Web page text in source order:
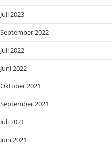
Juli 2023
September 2022
Juli 2022
Juni 2022
Oktober 2021
September 2021
Juli 2021
Juni 2021